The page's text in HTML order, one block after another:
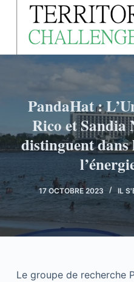
c
o
e
n
u
PandaHat :
Rico et Sandia
distinguent
17 OCTOBRE 2023 IL
Le groupe de recherche